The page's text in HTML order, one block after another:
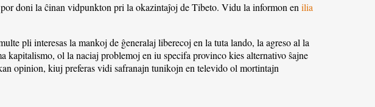
doni la ĉinan vidpunkton pri la okazintaĵoj de Tibeto. Vidu la informon enilia
pli interesas la mankoj de ĝeneralaj liberecoj en la tuta lando, la agreso al la
kapitalismo, ol la naciaj problemoj en iu specifa provinco kies alternativo ŝajne
opinion, kiuj preferas vidi safranajn tunikojn en televido ol mortintajn